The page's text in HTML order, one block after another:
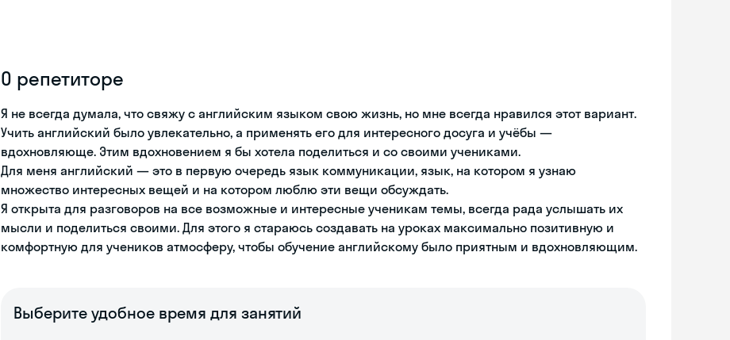
О репетиторе
Я не всегда думала, что свяжу с английским языком свою жизнь, но мне всегда нравился этот вариант.
Учить английский было увлекательно, а применять его для интересного досуга и учёбы —
вдохновляюще. Этим вдохновением я бы хотела поделиться и со своими учениками.
Для меня английский — это в первую очередь язык коммуникации, язык, на котором я узнаю
множество интересных вещей и на котором люблю эти вещи обсуждать.
Я открыта для разговоров на все возможные и интересные ученикам темы, всегда рада услышать их
мысли и поделиться своими. Для этого я стараюсь создавать на уроках максимально позитивную и
комфортную для учеников атмосферу, чтобы обучение английскому было приятным и вдохновляющим.
Выберите удобное время для занятий